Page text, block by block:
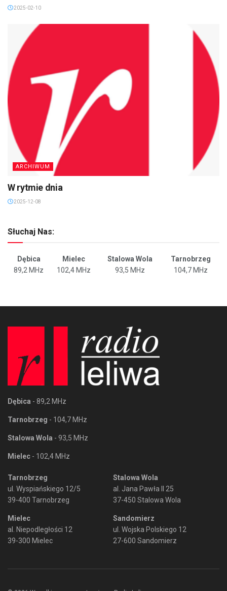
2025-02-10
ARCHIWUM
W rytmie dnia
2025-12-08
Słuchaj Nas:
Dębica Mielec Stalowa Wola
Tarnobrzeg
89,2 MHz
102,4 MHz 93,5 MHz 104,7 MHz
Dębica - 89,2 MHz
Tarnobrzeg - 104,7 MHz
Stalowa Wola - 93,5 MHz
Mielec - 102,4 MHz
Tarnobrzeg
ul. Wyspiańskiego 12/5
39-400 Tarnobrzeg
Mielec
al. Niepodległości 12
39-300 Mielec
Stalowa Wola
al. Jana Pawła II 25
37-450 Stalowa Wola
Sandomierz
ul. Wojska Polskiego 12
27-600 Sandomierz